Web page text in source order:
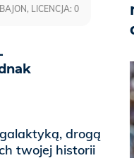
LICENCJA: 0
drogą
twojej historii